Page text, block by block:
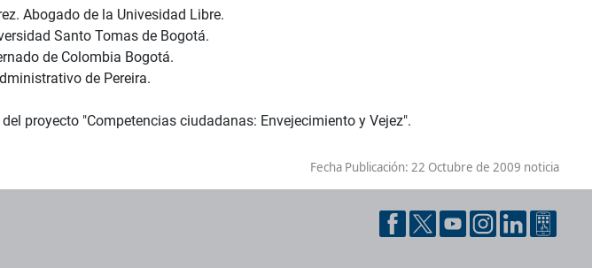
Abogado de la Univesidad Libre.
Santo Tomas de Bogotá.
de Colombia Bogotá.
de Pereira.
proyecto "Competencias ciudadanas: Envejecimiento y Vejez".
Fecha Publicación: 22 Octubre de 2009 noticia